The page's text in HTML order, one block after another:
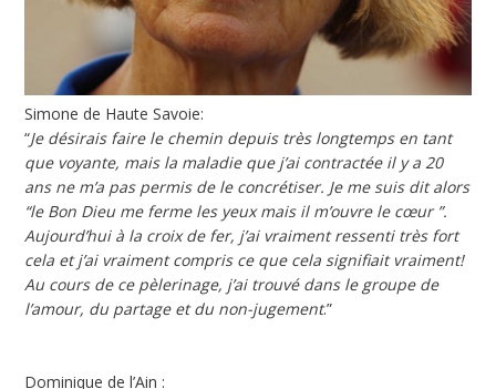
Simone de Haute Savoie:
“Je désirais faire le chemin depuis très longtemps en tant
que voyante, mais la maladie que j’ai contractée il y a 20
ans ne m’a pas permis de le concrétiser. Je me suis dit alors
“le Bon Dieu me ferme les yeux mais il m’ouvre le cœur ”.
Aujourd’hui à la croix de fer, j’ai vraiment ressenti très fort
cela et j’ai vraiment compris ce que cela signifiait vraiment!
Au cours de ce pèlerinage, j’ai trouvé dans le groupe de
l’amour, du partage et du non-jugement.”
Dominique de l’Ain :